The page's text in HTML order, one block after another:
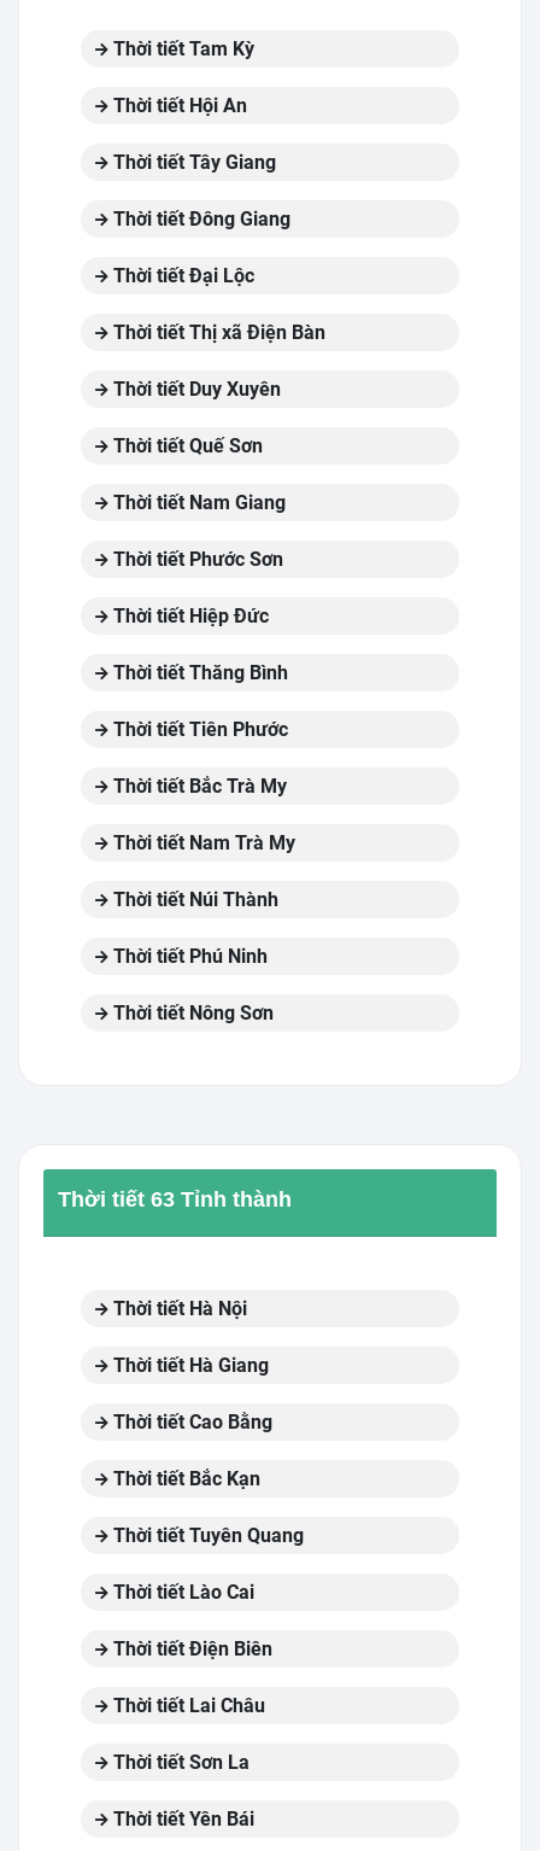
Thời tiết Tam Kỳ
Thời tiết Hội An
Thời tiết Tây Giang
Thời tiết Đông Giang
Thời tiết Đại Lộc
Thời tiết Thị xã Điện Bàn
Thời tiết Duy Xuyên
Thời tiết Quế Sơn
Thời tiết Nam Giang
Thời tiết Phước Sơn
Thời tiết Hiệp Đức
Thời tiết Thăng Bình
Thời tiết Tiên Phước
Thời tiết Bắc Trà My
Thời tiết Nam Trà My
Thời tiết Núi Thành
Thời tiết Phú Ninh
Thời tiết Nông Sơn
Thời tiết 63 Tỉnh thành
Thời tiết Hà Nội
Thời tiết Hà Giang
Thời tiết Cao Bằng
Thời tiết Bắc Kạn
Thời tiết Tuyên Quang
Thời tiết Lào Cai
Thời tiết Điện Biên
Thời tiết Lai Châu
Thời tiết Sơn La
Thời tiết Yên Bái